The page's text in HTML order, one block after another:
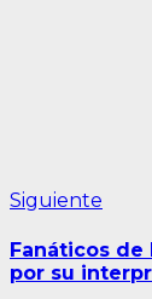
Siguiente
Fanáticos
por su